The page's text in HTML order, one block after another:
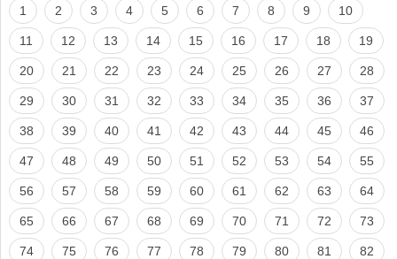
1 2 3 4 5 6 7 8 9 10
11 12 13 14 15 16 17 18 19
20 21 22 23 24 25 26 27 28
29 30 31 32 33 34 35 36 37
38 39 40 41 42 43 44 45 46
47 48 49 50 51 52 53 54 55
56 57 58 59 60 61 62 63 64
65 66 67 68 69 70 71 72 73
74 75 76 77 78 79 80 81 82